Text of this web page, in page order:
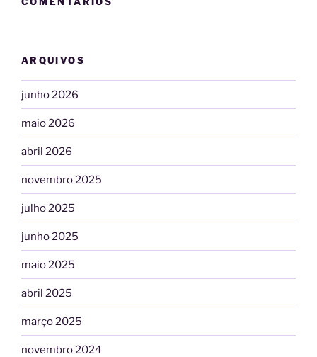
ARQUIVOS
junho 2026
maio 2026
abril 2026
novembro 2025
julho 2025
junho 2025
maio 2025
abril 2025
março 2025
novembro 2024